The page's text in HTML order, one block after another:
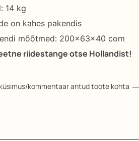
14 kg
on kahes pakendis
mõõtmed: 200x63x40 com
riidestange otse Hollandist!
kommentaar antud toote kohta